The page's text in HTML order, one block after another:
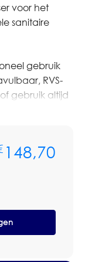
voor het
sanitaire
gebruik
RVS-
gebruik altijd
het
of voor
over
en zakelijke
148,70